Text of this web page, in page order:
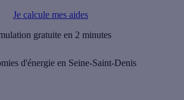
Je calcule mes aides
gratuite en 2 minutes
d'énergie en Seine-Saint-Denis